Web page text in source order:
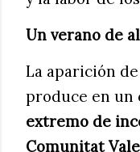
Un verano de
La aparición
produce en un
extremo de
Comunitat